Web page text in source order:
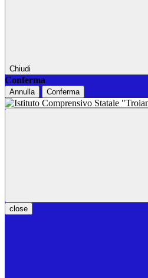
Chiudi
Conferma
Annulla Conferma
close